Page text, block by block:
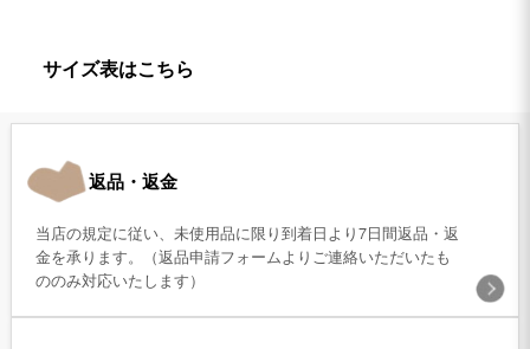
サイズ表はこちら
返品・返金
当店の規定に従い、未使用品に限り到着日より7日間返品・返
金を承ります。（返品申請フォームよりご連絡いただいたも
ののみ対応いたします）